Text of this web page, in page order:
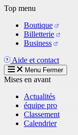
Aller
contenu
principal
Top menu
Boutique
Billetterie
Business
Aide et contact
Menu Fermer
Mises en avant
Actualités
équipe pro
Classement
Calendrier